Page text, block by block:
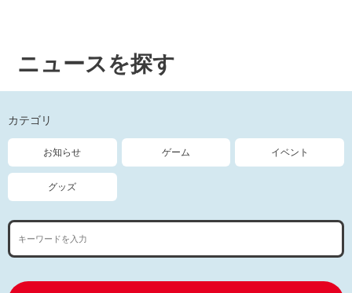
ニュースを探す
カテゴリ
お知らせ ゲーム イベント
グッズ